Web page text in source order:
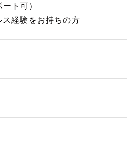
ト可）
経験をお持ちの方